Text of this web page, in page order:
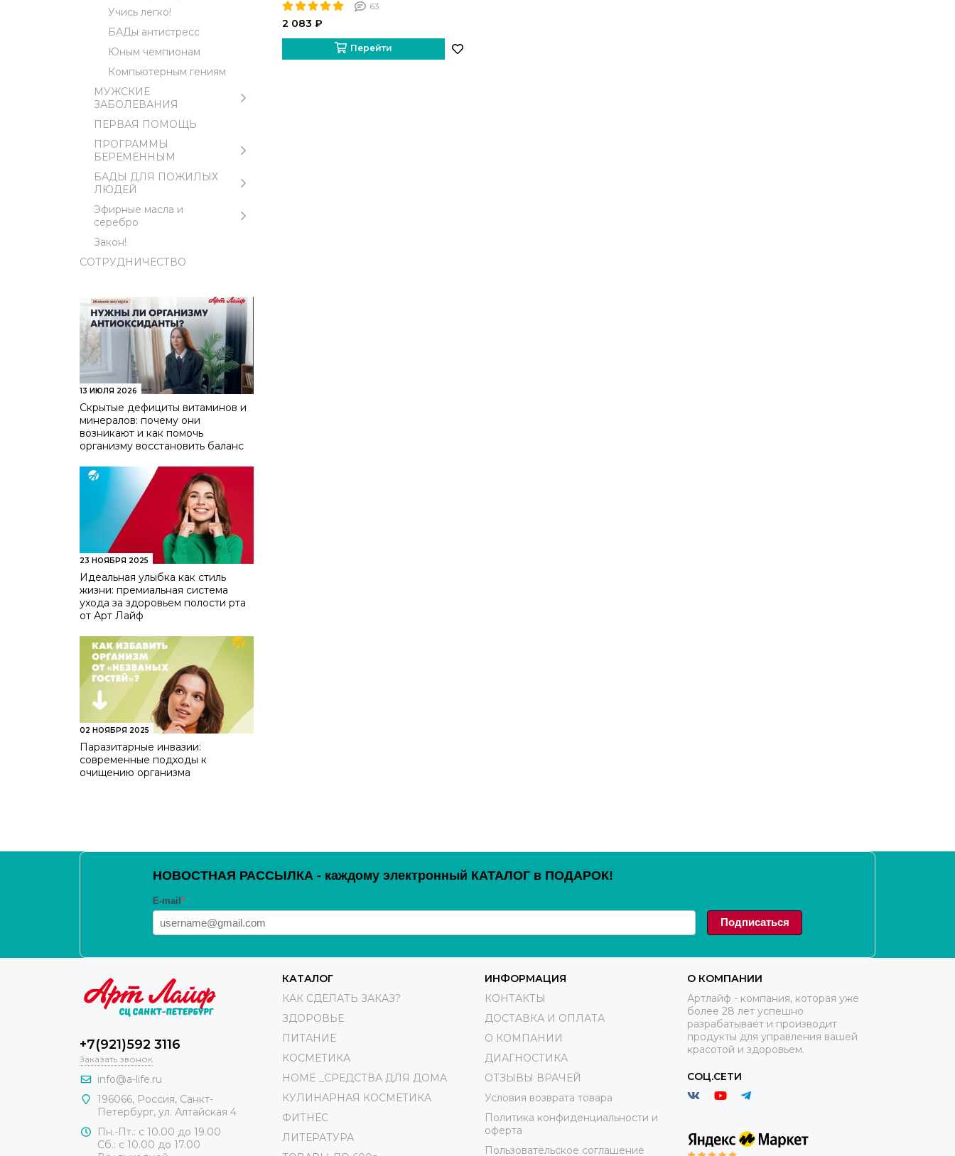
Учись легко!
БАДы антистресс
Юным чемпионам
Компьютерным гениям
МУЖСКИЕ
ЗАБОЛЕВАНИЯ
ПЕРВАЯ ПОМОЩЬ
ПРОГРАММЫ
БЕРЕМЕННЫМ
БАДЫ ДЛЯ ПОЖИЛЫХ
ЛЮДЕЙ
Эфирные масла и
серебро
Закон!
СОТРУДНИЧЕСТВО
13 ИЮЛЯ 2026
Скрытые дефициты витаминов и
минералов: почему они
возникают и как помочь
организму восстановить баланс
23 НОЯБРЯ 2025
Идеальная улыбка как стиль
жизни: премиальная система
ухода за здоровьем полости рта
от Арт Лайф
02 НОЯБРЯ 2025
Паразитарные инвазии:
современные подходы к
очищению организма
63
2 083 ₽
Перейти
НОВОСТНАЯ РАССЫЛКА - каждому электронный КАТАЛОГ в ПОДАРОК!
E-mail *
Подписаться
+7(921)592 3116
Заказать звонок
info@a-life.ru
196066, Россия, Санкт-
Петербург, ул. Алтайская 4
Пн.-Пт.: с 10.00 до 19.00
Сб.: с 10.00 до 17.00
КАТАЛОГ
КАК СДЕЛАТЬ ЗАКАЗ?
ЗДОРОВЬЕ
ПИТАНИЕ
КОСМЕТИКА
HOME _СРЕДСТВА ДЛЯ ДОМА
КУЛИНАРНАЯ КОСМЕТИКА
ФИТНЕС
ЛИТЕРАТУРА
ИНФОРМАЦИЯ
КОНТАКТЫ
ДОСТАВКА И ОПЛАТА
О КОМПАНИИ
ДИАГНОСТИКА
ОТЗЫВЫ ВРАЧЕЙ
Условия возврата товара
Политика конфиденциальности и
оферта
Пользовательское соглашение
О КОМПАНИИ
Артлайф - компания, которая уже
более 28 лет успешно
разрабатывает и производит
продукты для управления вашей
красотой и здоровьем.
СОЦ.СЕТИ